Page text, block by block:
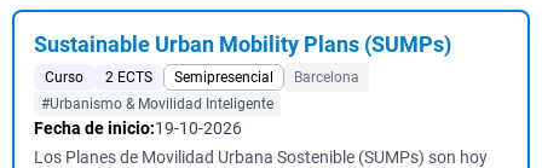
Sustainable Urban Mobility Plans (SUMPs)
Curso 2 ECTS Semipresencial
Barcelona
#Urbanismo & Movilidad Inteligente
Fecha de inicio:19-10-2026
Los Planes de Movilidad Urbana Sostenible (SUMPs) son hoy